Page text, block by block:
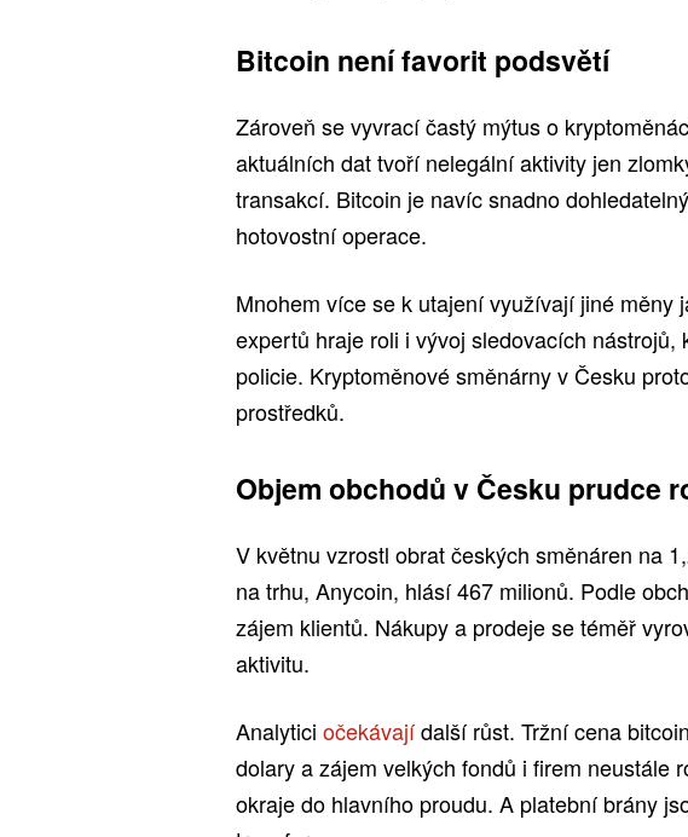
Bitcoin není favorit podsvětí
Zároveň se vyvrací častý mýtus o
aktuálních dat tvoří nelegální aktivity jen
transakcí. Bitcoin je navíc snadno
hotovostní operace.
Mnohem více se k utajení využívají jiné měny
expertů hraje roli i vývoj sledovacích nástrojů,
policie. Kryptoměnové směnárny v Česku
prostředků.
Objem obchodů v Česku prudce
V květnu vzrostl obrat českých směnáren na
na trhu, Anycoin, hlásí 467 milionů. Podle
zájem klientů. Nákupy a prodeje se téměř
aktivitu.
Analytici očekávajídalší růst. Tržní cena
dolary a zájem velkých fondů i firem neustále
okraje do hlavního proudu. A platební brány